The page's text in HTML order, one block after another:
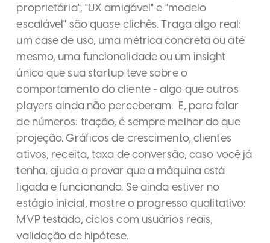
proprietária", "UX amigável" e "modelo
escalável" são quase clichês. Traga algo real:
um case de uso, uma métrica concreta ou até
mesmo, uma funcionalidade ou um insight
único que sua startup teve sobre o
comportamento do cliente - algo que outros
players ainda não perceberam. E, para falar
de números: tração, é sempre melhor do que
projeção. Gráficos de crescimento, clientes
ativos, receita, taxa de conversão, caso você já
tenha, ajuda a provar que a máquina está
ligada e funcionando. Se ainda estiver no
estágio inicial, mostre o progresso qualitativo:
MVP testado, ciclos com usuários reais,
validação de hipótese.